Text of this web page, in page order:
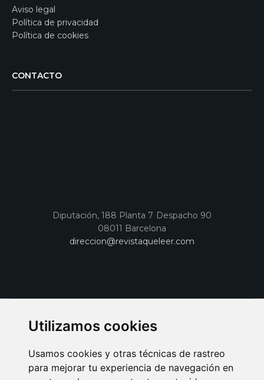
Utilizamos cookies
Usamos cookies y otras técnicas de rastreo
para mejorar tu experiencia de navegación en
Aviso legal
Política de privacidad
Política de cookies
CONTACTO
Diputación, 188 Planta 7 Despacho 90
08011 Barcelona
direccion@revistaqueleer.com